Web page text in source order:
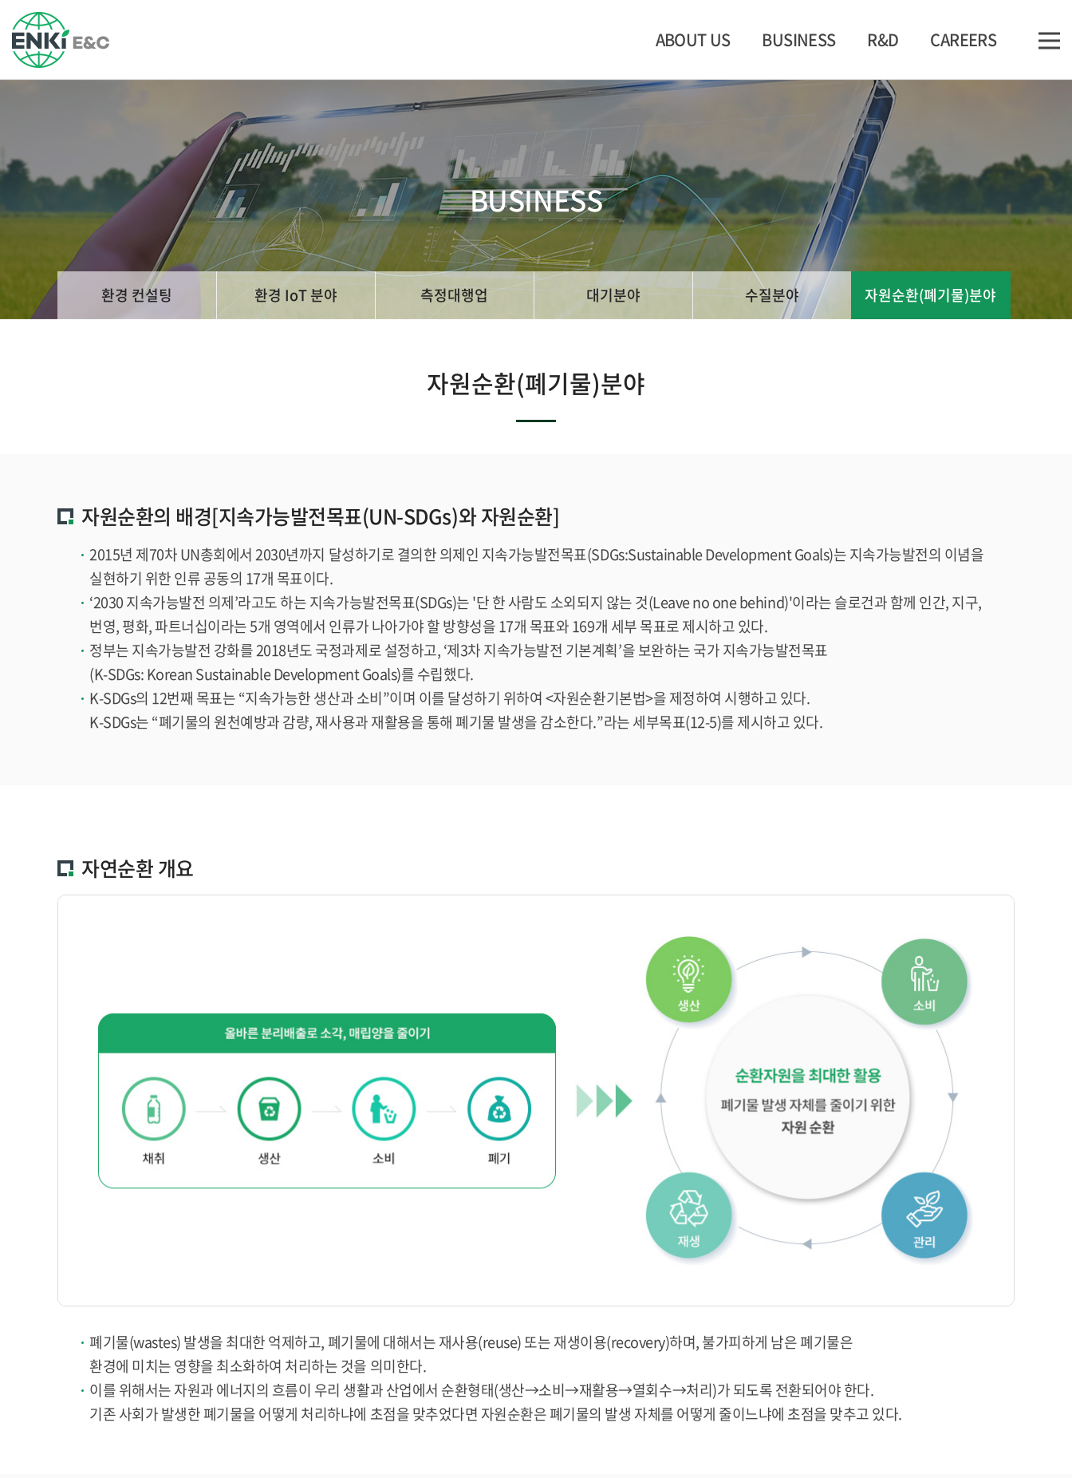
ABOUT US BUSINESS R&D CAREERS
BUSINESS
환경 컨설팅 환경 IoT 분야 측정대행업 대기분야 수질분야 자원순환(폐기물)분야
자원순환(폐기물)분야
자원순환의 배경[지속가능발전목표(UN-SDGs)와 자원순환]
2015년 제70차 UN총회에서 2030년까지 달성하기로 결의한 의제인 지속가능발전목표(SDGs:Sustainable Development Goals)는 지속가능발전의 이념을
실현하기 위한 인류 공동의 17개 목표이다.
‘2030 지속가능발전 의제’라고도 하는 지속가능발전목표(SDGs)는 '단 한 사람도 소외되지 않는 것(Leave no one behind)'이라는 슬로건과 함께 인간, 지구,
번영, 평화, 파트너십이라는 5개 영역에서 인류가 나아가야 할 방향성을 17개 목표와 169개 세부 목표로 제시하고 있다.
정부는 지속가능발전 강화를 2018년도 국정과제로 설정하고, ‘제3차 지속가능발전 기본계획’을 보완하는 국가 지속가능발전목표
(K-SDGs: Korean Sustainable Development Goals)를 수립했다.
K-SDGs의 12번째 목표는 “지속가능한 생산과 소비”이며 이를 달성하기 위하여 <자원순환기본법>을 제정하여 시행하고 있다.
K-SDGs는 “폐기물의 원천예방과 감량, 재사용과 재활용을 통해 폐기물 발생을 감소한다.”라는 세부목표(12-5)를 제시하고 있다.
자연순환 개요
폐기물(wastes) 발생을 최대한 억제하고, 폐기물에 대해서는 재사용(reuse) 또는 재생이용(recovery)하며, 불가피하게 남은 폐기물은
환경에 미치는 영향을 최소화하여 처리하는 것을 의미한다.
이를 위해서는 자원과 에너지의 흐름이 우리 생활과 산업에서 순환형태(생산→소비→재활용→열회수→처리)가 되도록 전환되어야 한다.
기존 사회가 발생한 폐기물을 어떻게 처리하냐에 초점을 맞추었다면 자원순환은 폐기물의 발생 자체를 어떻게 줄이느냐에 초점을 맞추고 있다.